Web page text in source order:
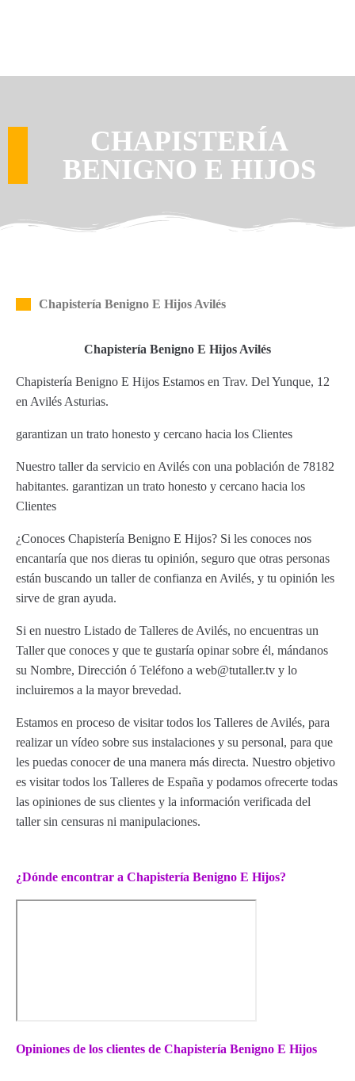
CHAPISTERÍA
BENIGNO E HIJOS
Chapistería Benigno E Hijos Avilés
Chapistería Benigno E Hijos Avilés
Chapistería Benigno E Hijos Estamos en Trav. Del Yunque, 12
en Avilés Asturias.
garantizan un trato honesto y cercano hacia los Clientes
Nuestro taller da servicio en Avilés con una población de 78182
habitantes. garantizan un trato honesto y cercano hacia los
Clientes
¿Conoces Chapistería Benigno E Hijos? Si les conoces nos
encantaría que nos dieras tu opinión, seguro que otras personas
están buscando un taller de confianza en Avilés, y tu opinión les
sirve de gran ayuda.
Si en nuestro Listado de Talleres de Avilés, no encuentras un
Taller que conoces y que te gustaría opinar sobre él, mándanos
su Nombre, Dirección ó Teléfono a web@tutaller.tv y lo
incluiremos a la mayor brevedad.
Estamos en proceso de visitar todos los Talleres de Avilés, para
realizar un vídeo sobre sus instalaciones y su personal, para que
les puedas conocer de una manera más directa. Nuestro objetivo
es visitar todos los Talleres de España y podamos ofrecerte todas
las opiniones de sus clientes y la información verificada del
taller sin censuras ni manipulaciones.
¿Dónde encontrar a Chapistería Benigno E Hijos?
Opiniones de los clientes de Chapistería Benigno E Hijos